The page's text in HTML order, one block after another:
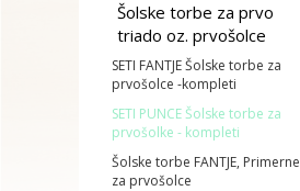
Šolske torbe za prvo
triado oz. prvošolce
SETI FANTJE Šolske torbe za
prvošolce -kompleti
SETI PUNCE Šolske torbe za
prvošolke - kompleti
Šolske torbe FANTJE, Primerne
za prvošolce